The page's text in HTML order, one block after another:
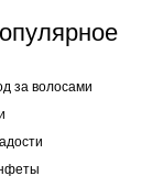
за волосами